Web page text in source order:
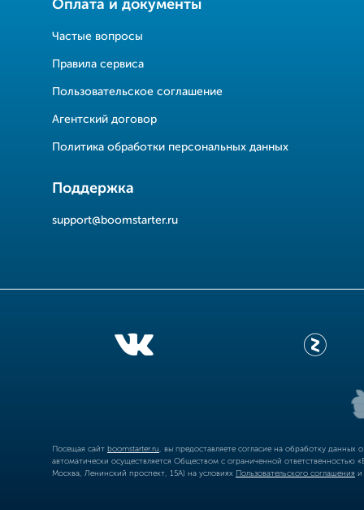
Оплата и документы
Частые вопросы
Правила сервиса
Пользовательское соглашение
Агентский договор
Политика обработки персональных данных
Поддержка
support@boomstarter.ru
Посещая сайт boomstarter.ru , вы предоставляете согласие на обработку
автоматически осуществляется Обществом с ограниченной
Москва, Ленинский проспект, 15А) на условиях Пользовательского соглашения и